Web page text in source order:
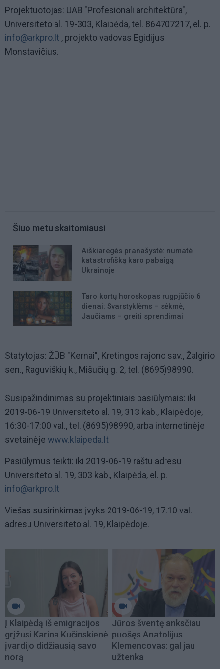
Projektuotojas: UAB "Profesionali architektūra",
Universiteto al. 19-303, Klaipėda, tel. 864707217, el. p.
info@arkpro.lt , projekto vadovas Egidijus
Monstavičius.
Šiuo metu skaitomiausi
Aiškiaregės pranašystė: numatė
katastrofišką karo pabaigą
Ukrainoje
Taro kortų horoskopas rugpjūčio 6
dienai: Svarstyklėms – sėkmė,
Jaučiams – greiti sprendimai
Statytojas: ŽŪB "Kernai", Kretingos rajono sav., Žalgirio
sen., Raguviškių k., Mišučių g. 2, tel. (8695)98990.
Susipažindinimas su projektiniais pasiūlymais: iki
2019-06-19 Universiteto al. 19, 313 kab., Klaipėdoje,
16:30-17:00 val., tel. (8695)98990, arba internetinėje
svetainėje www.klaipeda.lt
Pasiūlymus teikti: iki 2019-06-19 raštu adresu
Universiteto al. 19, 303 kab., Klaipėda, el. p.
info@arkpro.lt
Viešas susirinkimas įvyks 2019-06-19, 17.10 val.
adresu Universiteto al. 19, Klaipėdoje.
Į Klaipėdą iš emigracijos
grįžusi Karina Kučinskienė
įvardijo didžiausią savo
norą
Jūros šventę anksčiau
puošęs Anatolijus
Klemencovas: gal jau
užtenka